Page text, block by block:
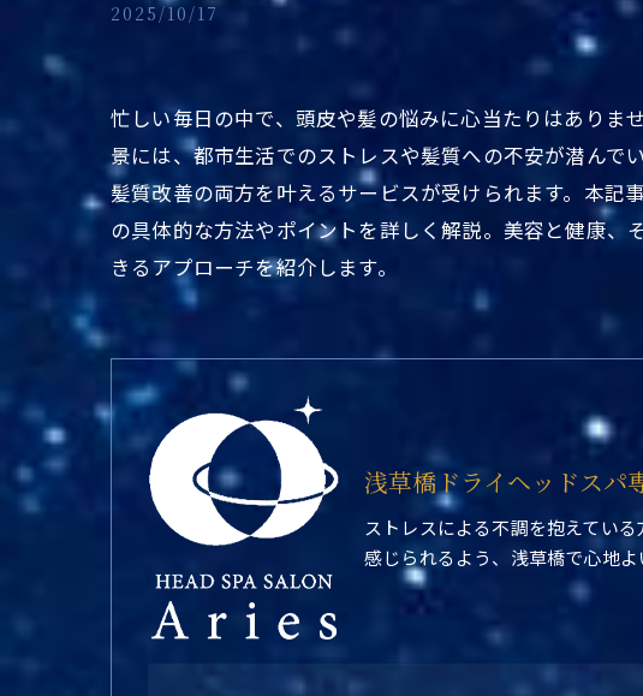
2025/10/17
忙しい毎日の中で、頭皮や髪の悩みに心当たりはあり
景には、都市生活でのストレスや髪質への不安が潜んで
髪質改善の両方を叶えるサービスが受けられます。本
の具体的な方法やポイントを詳しく解説。美容と健康
きるアプローチを紹介します。
浅草橋ドライヘッドスパ
ストレスによる不調を抱えてい
感じられるよう、浅草橋で心地